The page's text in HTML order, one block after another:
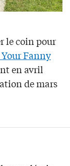
le coin pour
Fanny
en avril
de mars